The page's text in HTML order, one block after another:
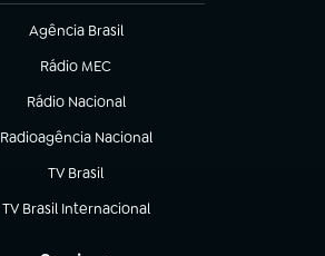
Agência Brasil
(abre em nova aba)
Rádio MEC
(abre em nova aba)
Rádio Nacional
Radioagência Nacional
(abre em nova aba)
TV Brasil
(abre em nova aba)
TV Brasil Internacional
(abre em nova aba)